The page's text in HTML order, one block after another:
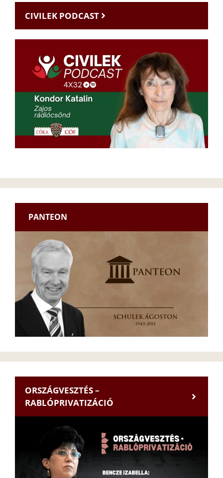
CIVILEK PODCAST
PANTEON
ORSZÁGVESZTÉS –
RABLÓPRIVATIZÁCIÓ